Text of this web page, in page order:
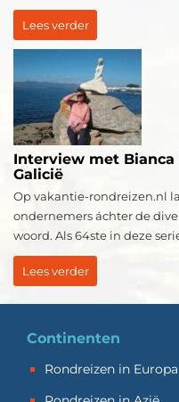
Lees verder
Interview met
Galicië
Op vakantie-rondreizen.nl
ondernemers áchter de
woord. Als 64ste in deze
Lees verder
Continenten
Rondreizen in Europa